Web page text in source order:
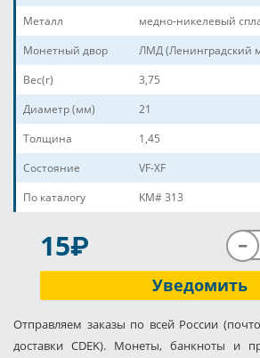
Металл
медно-никелевый
Монетный двор
ЛМД (Ленинградский
Вес(г)
3,75
Диаметр (мм)
21
Толщина
1,45
Состояние
VF-XF
По каталогу
KM# 313
15P
Уведомить
Отправляем заказы по всей России
доставки CDEK). Монеты, банкноты и